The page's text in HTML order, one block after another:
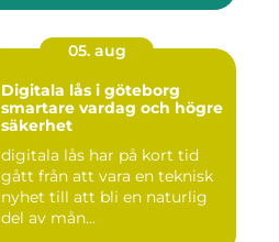
05. aug
Digitala lås i göteborg
smartare vardag och högre
säkerhet
digitala lås har på kort tid
gått från att vara en teknisk
nyhet till att bli en naturlig
del av mån...